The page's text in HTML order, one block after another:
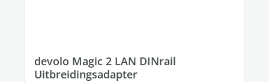
devolo Magic 2 LAN DINrail
Uitbreidingsadapter